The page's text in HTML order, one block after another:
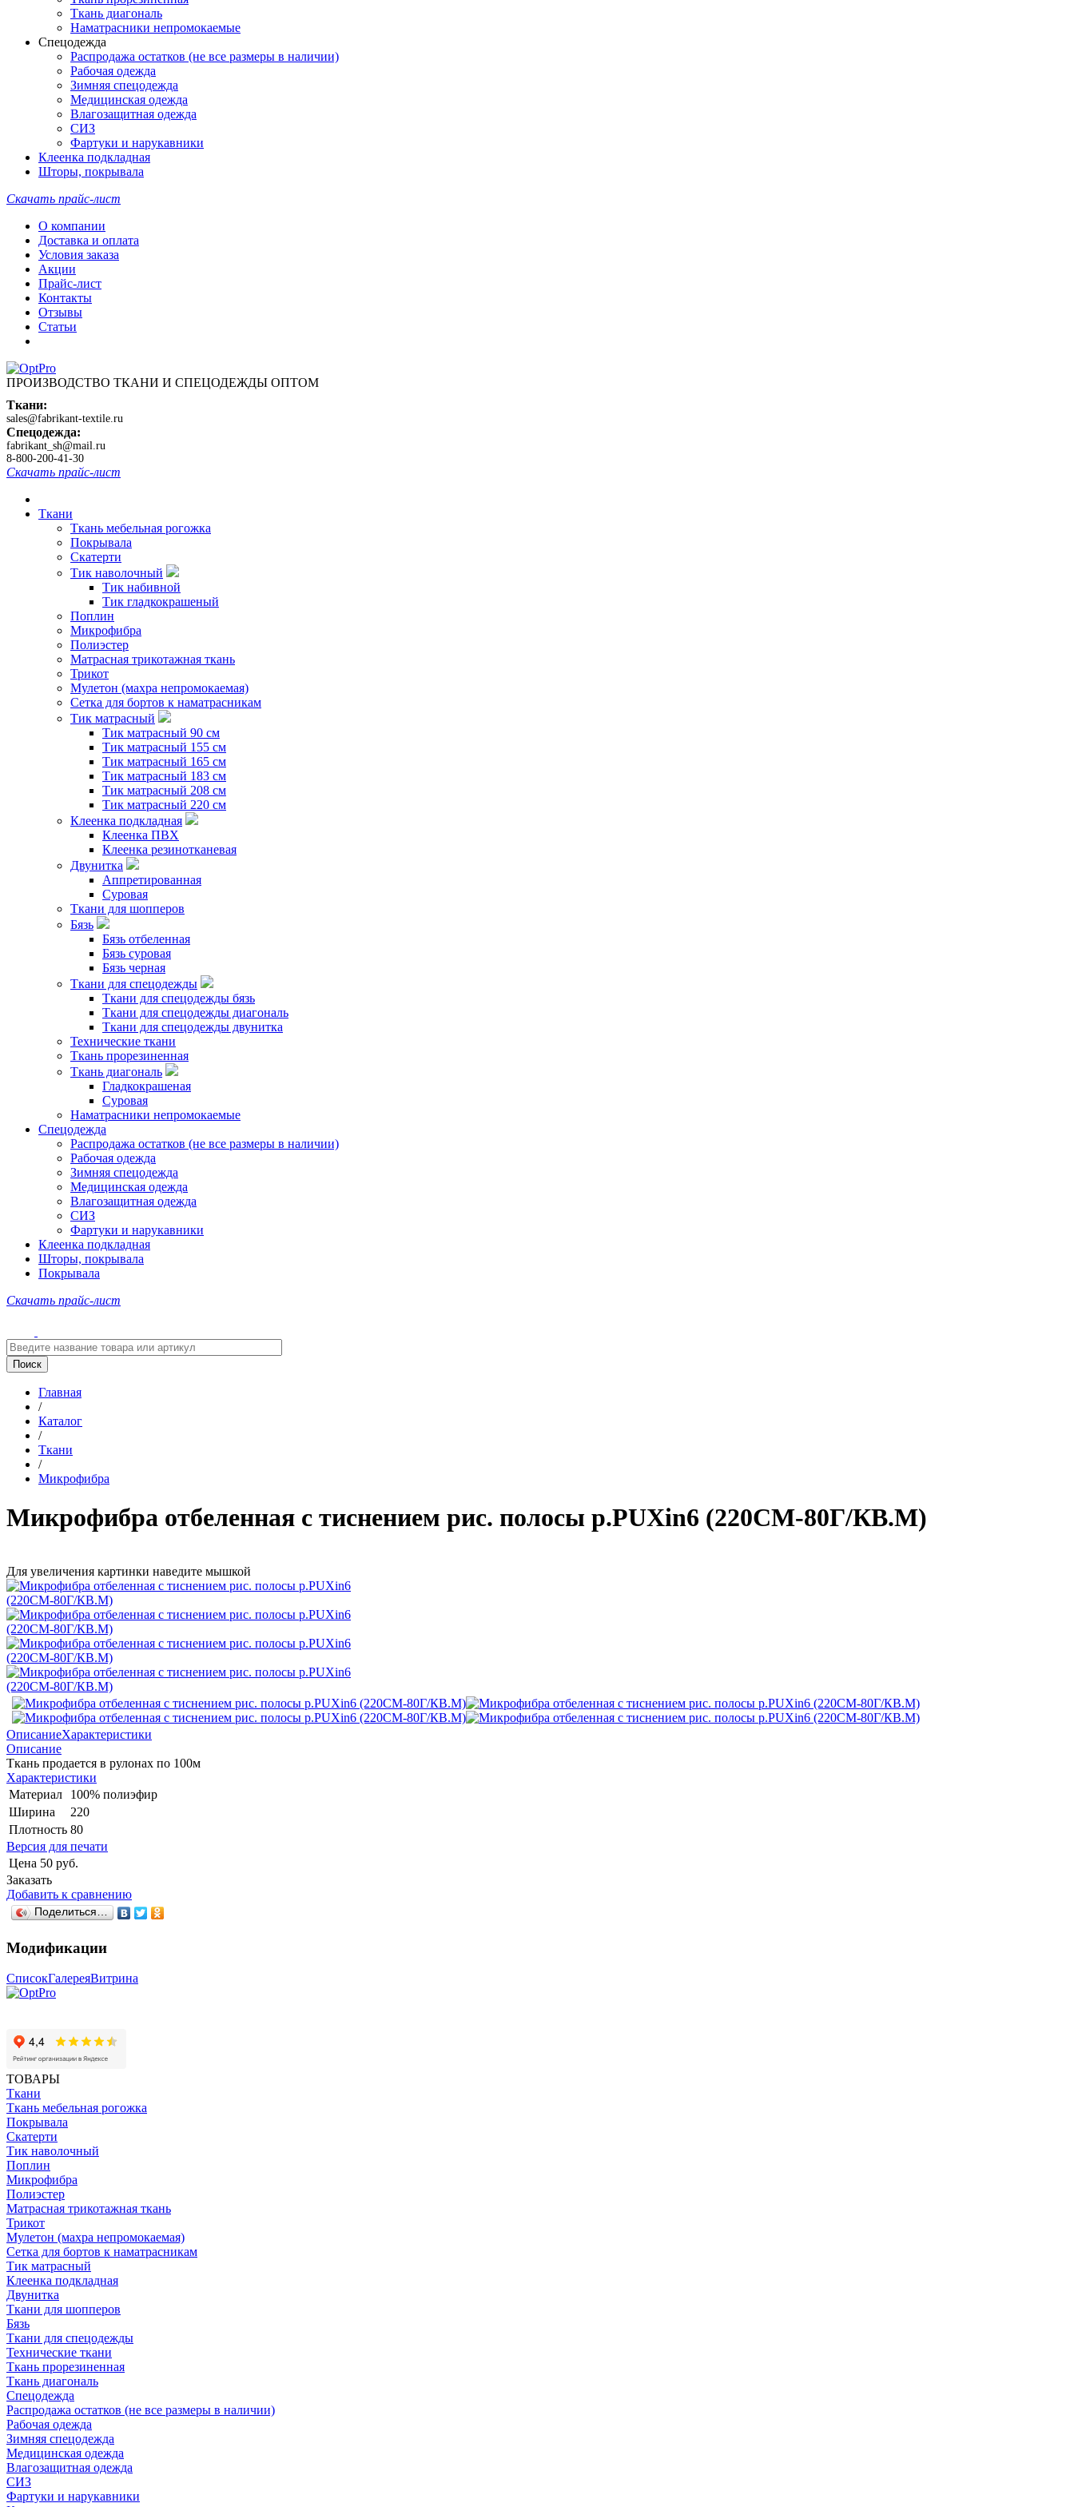
Ткань диагональ
Наматрасники непромокаемые
Спецодежда
Распродажа остатков (не все размеры в наличии)
Рабочая одежда
Зимняя спецодежда
Медицинская одежда
Влагозащитная одежда
СИЗ
Фартуки и нарукавники
Клеенка подкладная
Шторы, покрывала
Скачать прайс-лист
О компании
Доставка и оплата
Условия заказа
Акции
Прайс-лист
Контакты
Отзывы
Статьи
ПРОИЗВОДСТВО ТКАНИ И СПЕЦОДЕЖДЫ ОПТОМ
Ткани:
sales@fabrikant-textile.ru
Спецодежда:
fabrikant_sh@mail.ru
8-800-200-41-30
Скачать прайс-лист
Ткани
Ткань мебельная рогожка
Покрывала
Скатерти
Тик наволочный
Тик набивной
Тик гладкокрашеный
Поплин
Микрофибра
Полиэстер
Матрасная трикотажная ткань
Трикот
Мулетон (махра непромокаемая)
Сетка для бортов к наматрасникам
Тик матрасный
Тик матрасный 90 см
Тик матрасный 155 см
Тик матрасный 165 см
Тик матрасный 183 см
Тик матрасный 208 см
Тик матрасный 220 см
Клеенка подкладная
Клеенка ПВХ
Клеенка резинотканевая
Двунитка
Аппретированная
Суровая
Ткани для шопперов
Бязь
Бязь отбеленная
Бязь суровая
Бязь черная
Ткани для спецодежды
Ткани для спецодежды бязь
Ткани для спецодежды диагональ
Ткани для спецодежды двунитка
Технические ткани
Ткань прорезиненная
Ткань диагональ
Гладкокрашеная
Суровая
Наматрасники непромокаемые
Спецодежда
Распродажа остатков (не все размеры в наличии)
Рабочая одежда
Зимняя спецодежда
Медицинская одежда
Влагозащитная одежда
СИЗ
Фартуки и нарукавники
Клеенка подкладная
Шторы, покрывала
Покрывала
Скачать прайс-лист
Главная
/
Каталог
/
Ткани
/
Микрофибра
Микрофибра отбеленная с тиснением рис. полосы p.PUXin6 (220СМ-80Г/КВ.М)
Для увеличения картинки наведите мышкой
ОписаниеХарактеристики
Описание
Ткань продается в рулонах по 100м
Характеристики
Материал
100% полиэфир
Ширина
220
Плотность 80
Версия для печати
Цена 50 руб.
Заказать
Добавить к сравнению
Поделиться…
Модификации
СписокГалереяВитрина
ТОВАРЫ
Ткани
Ткань мебельная рогожка
Покрывала
Скатерти
Тик наволочный
Поплин
Микрофибра
Полиэстер
Матрасная трикотажная ткань
Трикот
Мулетон (махра непромокаемая)
Сетка для бортов к наматрасникам
Тик матрасный
Клеенка подкладная
Двунитка
Ткани для шопперов
Бязь
Ткани для спецодежды
Технические ткани
Ткань прорезиненная
Ткань диагональ
Спецодежда
Распродажа остатков (не все размеры в наличии)
Рабочая одежда
Зимняя спецодежда
Медицинская одежда
Влагозащитная одежда
СИЗ
Фартуки и нарукавники